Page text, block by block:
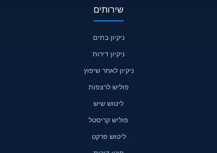
שירותים
ניקיון בתים
ניקיון דירות
ניקיון לאחר שיפוץ
פוליש לרצפות
ליטוש שיש
פוליש קריסטל
ליטוש פרקט